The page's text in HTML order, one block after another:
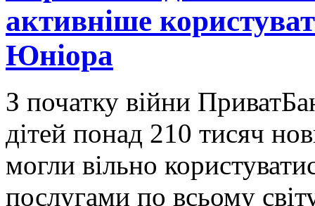
активніше
Юніора
З початку війни
дітей понад 210 тисяч
могли вільно
послугами по всьому